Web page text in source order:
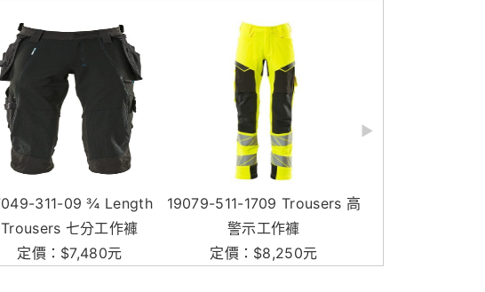
Length
作褲
元
19079-511-1709 Trousers 高
警示工作褲
定價：$8,250元
22249-605-09 ¾ Length
Trousers 七分工作褲
定價：$9,020元